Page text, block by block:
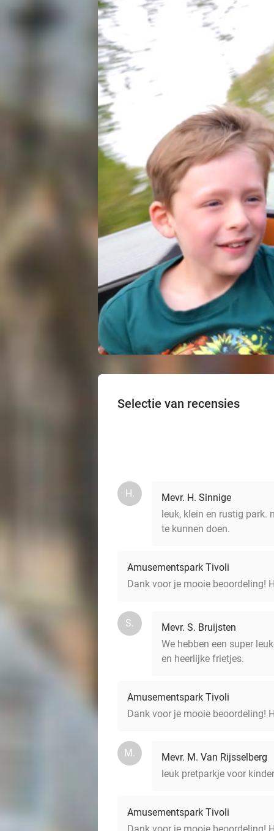
Selectie van recensies
H.
Mevr. H. Sinnige
leuk, klein en rustig
te kunnen doen.
Amusementspark Tivoli
Dank voor je mooie beoordeling!
S.
Mevr. S. Bruijsten
We hebben een super
en heerlijke frietjes.
Amusementspark Tivoli
Dank voor je mooie beoordeling!
M.
Mevr. M. Van Rijsselberg
leuk pretparkje voor
Amusementspark Tivoli